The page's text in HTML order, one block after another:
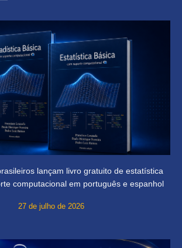
lançam livro gratuito de estatística
computacional em português e espanhol
27 de julho de 2026